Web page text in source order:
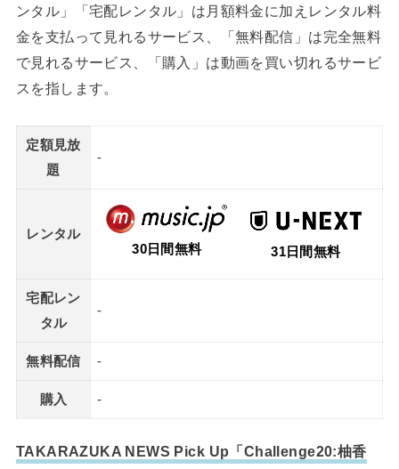
ンタル」「宅配レンタル」は月額料金に加えレンタル料
金を支払って見れるサービス、「無料配信」は完全無料
で見れるサービス、「購入」は動画を買い切れるサービ
スを指します。
定額見放
題
-
レンタル
30日間無料
31日間無料
宅配レン
タル
-
無料配信 -
購入 -
TAKARAZUKA NEWS Pick Up「Challenge20:柚香